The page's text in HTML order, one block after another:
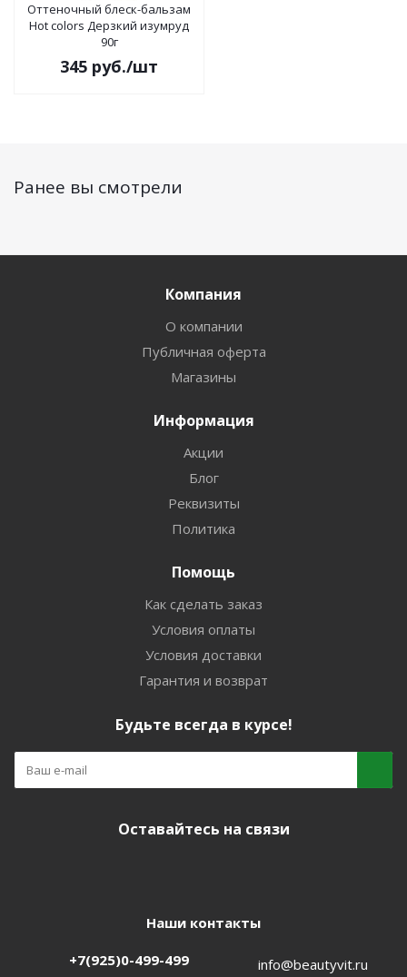
Оттеночный блеск-бальзам
Hot colors Дерзкий изумруд
90г
345 руб./шт
Ранее вы смотрели
Компания
О компании
Публичная оферта
Магазины
Информация
Акции
Блог
Реквизиты
Политика
Помощь
Как сделать заказ
Условия оплаты
Условия доставки
Гарантия и возврат
Будьте всегда в курсе!
Оставайтесь на связи
Наши контакты
+7(925)0-499-499 info@beautyvit.ru